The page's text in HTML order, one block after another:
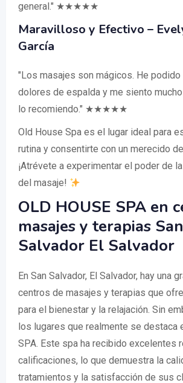
general." ★★★★★
Maravilloso y Efectivo –
García
"Los masajes son mágicos. He
dolores de espalda y me siento mucho
lo recomiendo." ★★★★★
Old House Spa es el lugar ideal para
rutina y consentirte con un merecido
¡Atrévete a experimentar el poder de
del masaje!
OLD HOUSE SPA en
masajes y terapias San
Salvador El Salvador
En San Salvador, El Salvador, hay una
centros de masajes y terapias que
para el bienestar y la relajación. Sin
los lugares que realmente se destaca
SPA. Este spa ha recibido excelentes
calificaciones, lo que demuestra la
tratamientos y la satisfacción de sus